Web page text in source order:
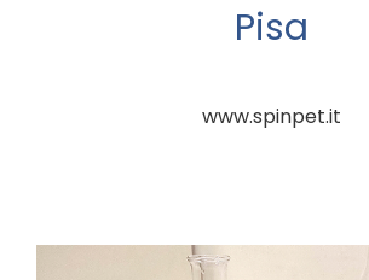
Pisa
www.spinpet.it